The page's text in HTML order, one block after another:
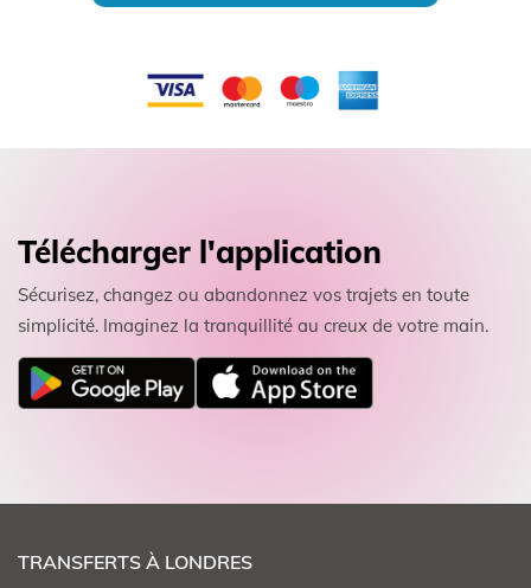
Télécharger l'application
Sécurisez, changez ou abandonnez vos trajets en toute
simplicité. Imaginez la tranquillité au creux de votre main.
TRANSFERTS À LONDRES